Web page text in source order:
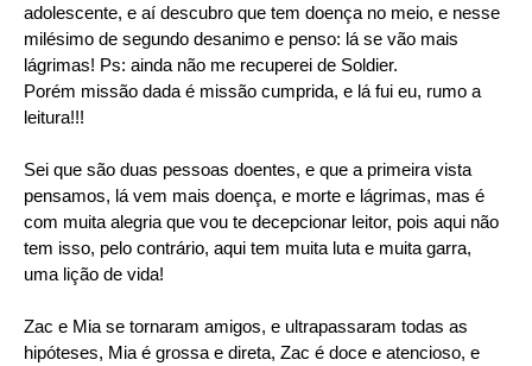
adolescente, e aí descubro que tem doença no meio, e nesse
milésimo de segundo desanimo e penso: lá se vão mais
lágrimas! Ps: ainda não me recuperei de Soldier.
Porém missão dada é missão cumprida, e lá fui eu, rumo a
leitura!!!
Sei que são duas pessoas doentes, e que a primeira vista
pensamos, lá vem mais doença, e morte e lágrimas, mas é
com muita alegria que vou te decepcionar leitor, pois aqui não
tem isso, pelo contrário, aqui tem muita luta e muita garra,
uma lição de vida!
Zac e Mia se tornaram amigos, e ultrapassaram todas as
hipóteses, Mia é grossa e direta, Zac é doce e atencioso, e